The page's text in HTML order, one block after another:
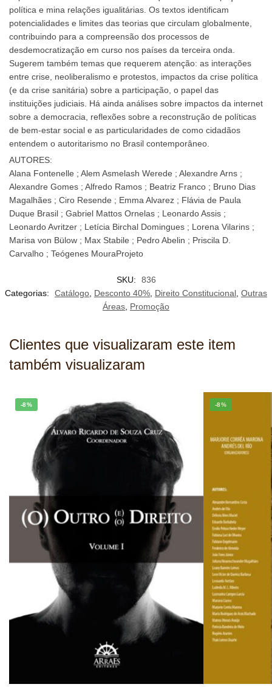
política e mina relações igualitárias. Os textos identificam
potencialidades e limites das teorias que circulam globalmente,
contribuindo para a compreensão dos processos de
desdemocratização em curso nos países da terceira onda.
Sugerem também temas que requerem atenção: as interações
entre crise, neoliberalismo e protestos, impactos da crise política
(e da crise sanitária) sobre a participação, o papel das
instituições judiciais. Há ainda análises sobre impactos da internet
sobre a democracia, reflexões sobre a reconstrução de políticas
de bem-estar social e as particularidades de como cidadãos
entendem o autoritarismo no Brasil contemporâneo.
AUTORES:
Alana Fontenelle ; Alem Asmelash Werede ; Alexandre Arns ;
Alexandre Gomes ; Alfredo Ramos ; Beatriz Franco ; Bruno Dias
Magalhães ; Ciro Resende ; Emma Alvarez ; Flávia de Paula
Duque Brasil ; Gabriel Mattos Ornelas ; Leonardo Assis ;
Leonardo Avritzer ; Letícia Birchal Domingues ; Lorena Vilarins ;
Marisa von Bülow ; Max Stabile ; Pedro Abelin ; Priscila D.
Carvalho ; Teógenes MouraProjeto
SKU:
836
Categorias:
Catálogo Desconto 40% Direito Constitucional Outras
Áreas Promoção
Clientes que visualizaram este item
também visualizaram
-8% -8%